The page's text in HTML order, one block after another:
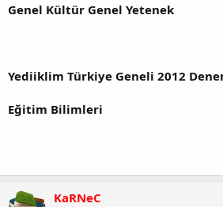
Genel Kültür Genel Yetenek
Yediiklim Türkiye Geneli 2012
Eğitim Bilimleri
KaRNeC